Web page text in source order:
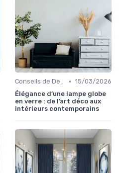
Conseils de Design d'Intérieur • 15/03/2026
Élégance d’une lampe globe
en verre : de l’art déco aux
intérieurs contemporains